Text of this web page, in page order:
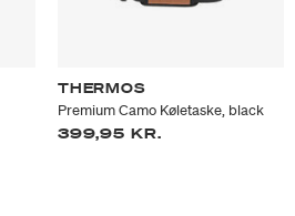
THERMOS
Premium Camo Køletaske, black
399,95 KR.